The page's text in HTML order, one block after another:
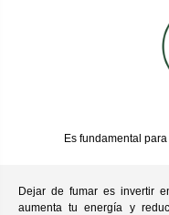
Es fundamental
Dejar de fumar es invertir
aumenta tu energía y